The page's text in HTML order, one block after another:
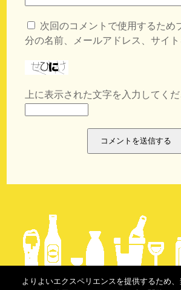
次回のコメントで使用するため
分の名前、メールアドレス、サイト
上に表示された文字を入力してくだ
よりよいエクスペリエンスを提供するため